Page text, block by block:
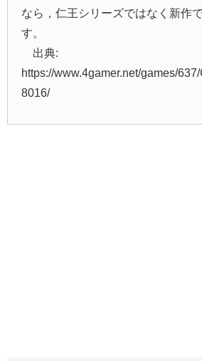
なら，仁王シリーズではなく新作
す。
出典:
https://www.4gamer.net/games/
8016/